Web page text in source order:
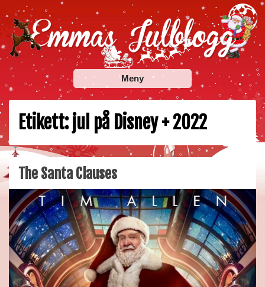
Skip
to
content
Emmas Julblogg
Julbloggar om julnyheter, julklappstips, julkalendrar,
adventskalendrar , julpyssel och julrecept!
Meny
Etikett:jul på Disney + 2022
The Santa Clauses